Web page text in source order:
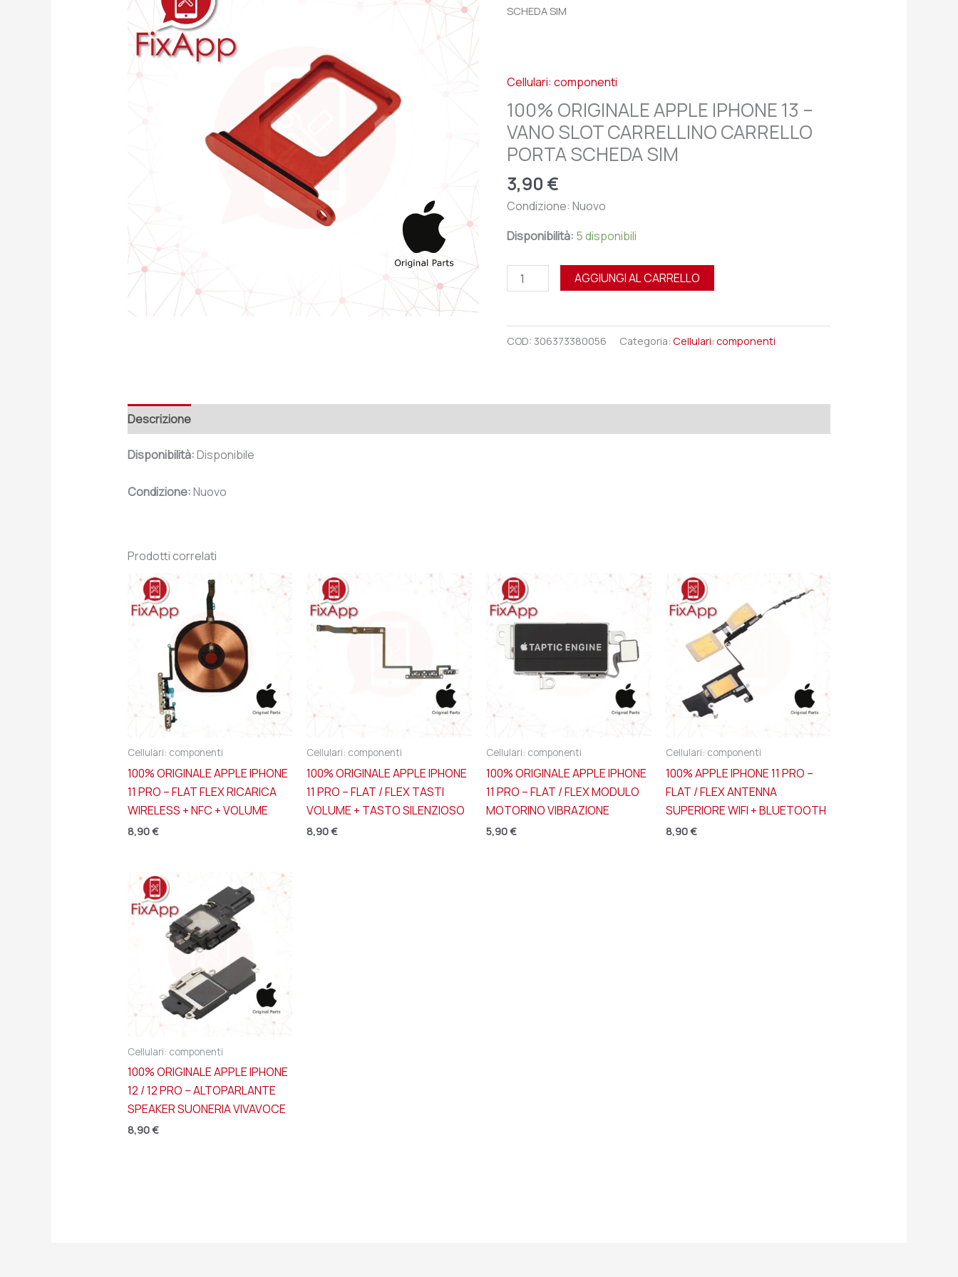
SCHEDA SIM
Cellulari: componenti
100% ORIGINALE APPLE IPHONE 13 –
VANO SLOT CARRELLINO CARRELLO
PORTA SCHEDA SIM
3,90 €
Condizione: Nuovo
Disponibilità: 5 disponibili
APPLE
VANO
SLOT
CARRELLINO
CARRELLO
PORTA
SCHEDA
SIM
quantità
AGGIUNGI AL CARRELLO
COD: 306373380056 Categoria:Cellulari: componenti
Descrizione
Disponibilità:Disponibile
Condizione:Nuovo
Prodotti correlati
Cellulari: componenti
100% ORIGINALE APPLE IPHONE
11 PRO – FLAT FLEX RICARICA
WIRELESS + NFC + VOLUME
8,90€
Cellulari: componenti
100% ORIGINALE APPLE IPHONE
11 PRO – FLAT / FLEX TASTI
VOLUME + TASTO SILENZIOSO
8,90€
Cellulari: componenti
100% ORIGINALE APPLE IPHONE
11 PRO – FLAT / FLEX MODULO
MOTORINO VIBRAZIONE
5,90€
Cellulari: componenti
100% APPLE IPHONE 11 PRO –
FLAT / FLEX ANTENNA
SUPERIORE WIFI + BLUETOOTH
8,90€
Cellulari: componenti
100% ORIGINALE APPLE IPHONE
12 / 12 PRO – ALTOPARLANTE
SPEAKER SUONERIA VIVAVOCE
8,90€